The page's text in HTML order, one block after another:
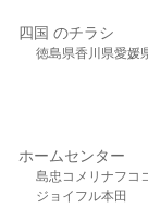
四国 のチラシ
徳島県香川県愛媛
ホームセンター
島忠 コメリ ナフコ
ジョイフル本田